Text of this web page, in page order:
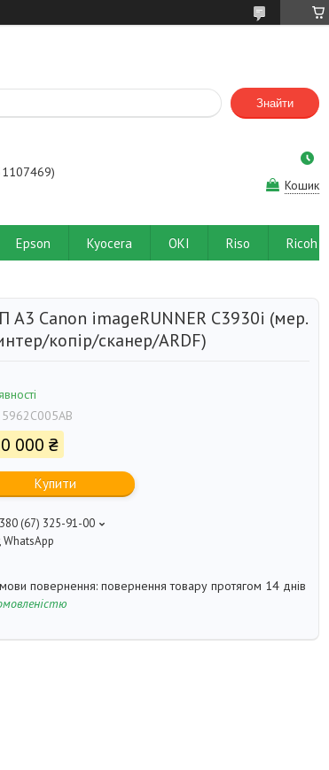
Знайти
Кошик
Epson Kyocera OKI Riso Ricoh
А3 Canon imageRUNNER C3930i (мер.
копір/сканер/ARDF)
5962C005AB
000 ₴
Купити
(67) 325-91-00
WhatsApp
повернення товару протягом 14 днів